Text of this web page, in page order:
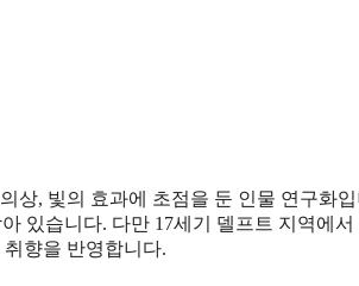
상, 빛의 효과에 초점을 둔 인물 연구화
있습니다. 다만 17세기 델프트 지역에서
향을 반영합니다.